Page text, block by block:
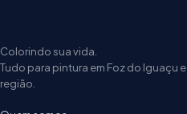
Colorindo sua vida.
Tudo para pintura em Foz do Iguaçu e
região.